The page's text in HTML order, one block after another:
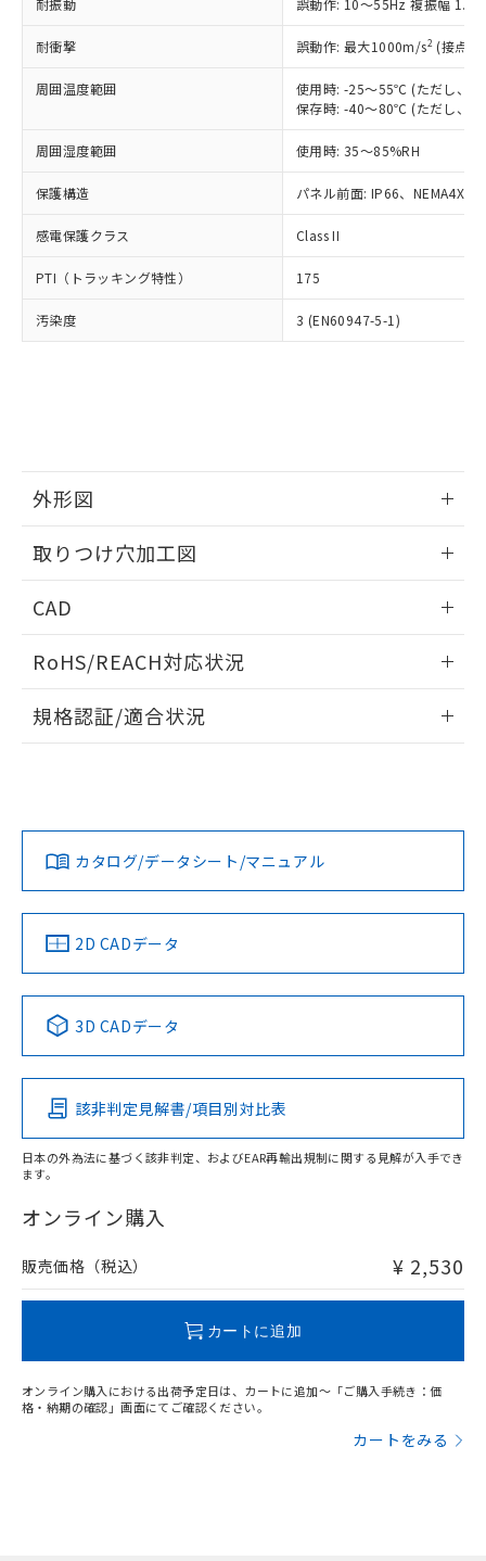
耐振動 誤動作: 10～55Hz 複振幅
耐衝撃 誤動作: 最大1000m/s2 (接点
周囲温度範囲
使用時: -25～55℃ (ただし、氷
保存時: -40～80℃ (ただし、氷
周囲湿度範囲 使用時: 35～85%RH
保護構造 パネル前面: IP66、NEMA4X,
感電保護クラス Class II
PTI（トラッキング特性） 175
汚染度 3 (EN60947-5-1)
外形図
取りつけ穴加工図
CAD
ドすることができます。
ログイン/会員登録
ダウンロードデータをご利用いただく前に、以下を必ずお読
みください。
ソフトウェアの使用条件
RoHS/REACH対応状況
EU RoHS 注意事項・凡例
対応済み
中国 RoHS 注意事項・凡例
Pb Hg Cd Cr(VI)
O
在庫等で未対応品が混在する可能性があります。
問い合わせください。
規格認証/適合状況
カタログ/データシート/マニュアル
2D CADデータ
3D CADデータ
該非判定見解書/項目別対比表
日本の外為法に基づく該非判定、およびEAR再輸出規制に関する見解が入手でき
ます。
オンライン購入
販売価格（税込） ¥ 2,530
カートに追加
オンライン購入における出荷予定日は、カートに追加～「ご購入手続き：価
格・納期の確認」画面にてご確認ください。
カートをみる
正式な納期状況および標準価格はお客
様のお取引先、またはお客様担当のオ
ムロン制御機器販売店・当社販売員に
オムロン制御機器販売店や当社販売拠
販売ネットワーク
」をご確認
在庫状況および標準価格結果を当社の
事前の承諾なく第三者に漏洩または開
示しないようお願いします。
マイパーツ機能（部品リスト作成サー
ビス）をご利用いただくには、I-Web
メンバーズにご登録されている必要が
お客様が当ウェブサイト上で当社にご
指します。
但し、RoHS指令で産業用監視および制御機器に対する
適用除外項目は除く。
フタル酸エステル類の４物質については閾値を超える意
図的な使用がないことを確認しています。
部品在庫の切り替え状況などにより、予定
月が前後することがあります。
※3 非含有証明書ダウンロード
51物質の非含有証明書（当社基準）
※本証明書は発行日時点で非含有を証明す
るもので、過去に遡って非含有を証明する
ものではありません。
また、RoHS指令のフタル酸エステル類４
欄に対応日を記載しておりました。
既に当社にて対応品への在庫切替を完了
していることから、特段のことがない限
り、2022年1月12日より割愛しておりま
す。
DBP(フタル酸ジブチル) : 1000ppm、 DIBP(フタル酸ジ
イソブチル) : 1000ppm、 BBP(フタル酸ブチルベンジ
DEHP(フタル酸ビス(2-エチルヘキシル)) : 1000ppm
準値以下であることを示します。
「10」：通常の使用状況下において有害物
質が外部に漏えいし、環境に深刻な影響を
及ぼさない年数を意味します。
「－」：未確認です。当社販売部門へお問
全に破砕するなど、違法に輸出されな
いよう必要な手段を講じます。
当社は貴社製品を、核兵器、ミサイ
ル、化学兵器、生物兵器またはその他
武器並びにこれらの製造装置等に一切
当社は、貴社製品を第三者に販売する
場合は、上記1、2および3の内容を当
該第三者に通知します。また当社は、
販売先および販売に係わる関係者が違
法に輸出するおそれがある場合は、取
り引きをいたしません。
一定数には満たないが在庫あり
－
在庫なし(最新の在庫状況につ
いては、お客様のお取引先、ま
たはお客様担当のオムロン制御
機器販売店・当社販売員にご確
空
受注生産機種、また在庫状況の
情報を公開していない機種